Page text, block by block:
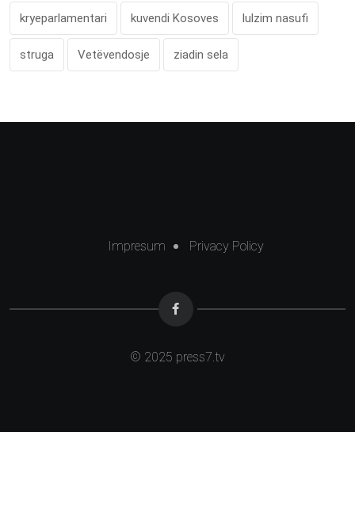
kryeparlamentari kuvendi Kosoves lulzim nasufi
struga Vetëvendosje ziadin sela
Impresum Privacy Policy
© 2025 press7.tv